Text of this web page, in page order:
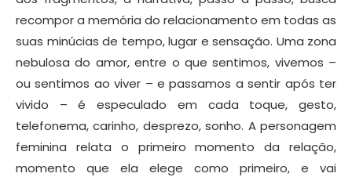
recompor a memória do relacionamento em todas as
suas minúcias de tempo, lugar e sensação. Uma zona
nebulosa do amor, entre o que sentimos, vivemos –
ou sentimos ao viver – e passamos a sentir após ter
vivido – é especulado em cada toque, gesto,
telefonema, carinho, desprezo, sonho. A personagem
feminina relata o primeiro momento da relação,
momento que ela elege como primeiro, e vai